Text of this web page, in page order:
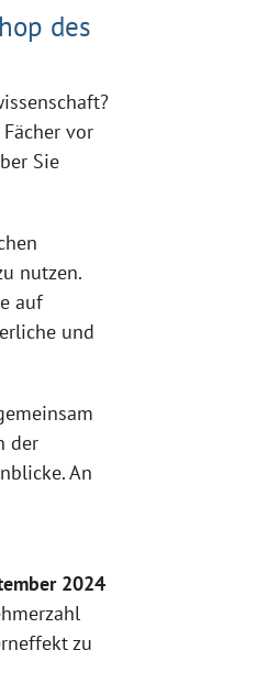
des
vor
Sie
nutzen.
auf
und
der
An
2024
zu